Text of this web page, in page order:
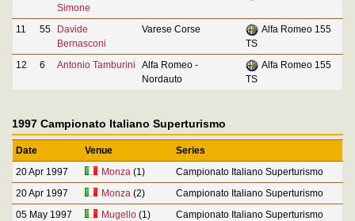
Simone
11 55
Davide
Bernasconi
Varese Corse
Alfa Romeo 155
TS
12
6 Antonio Tamburini
Alfa Romeo -
Nordauto
Alfa Romeo 155
TS
1997 Campionato Italiano Superturismo
Date Venue
Series
20 Apr 1997
Monza (1)
Campionato Italiano Superturismo
20 Apr 1997
Monza (2)
Campionato Italiano Superturismo
05 May 1997
Mugello(1)
Campionato Italiano Superturismo